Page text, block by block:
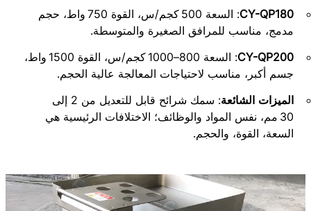
CY-QP180
: السعة 500 كجم/س، القوة 750 واط، حجم
مدمج، مناسب للمرافق الصغيرة والمتوسطة.
CY-QP200
: السعة 800–1000 كجم/س، القوة 1500 واط،
جسم أكبر، مناسب لاحتياجات المعالجة عالية الحجم.
الميزات الشائعة
: سمك شرائح قابل للتعديل من 2 إلى
30 مم، نفس المواد والوظائف؛ الاختلافات الرئيسية هي
السعة، القوة، والحجم.